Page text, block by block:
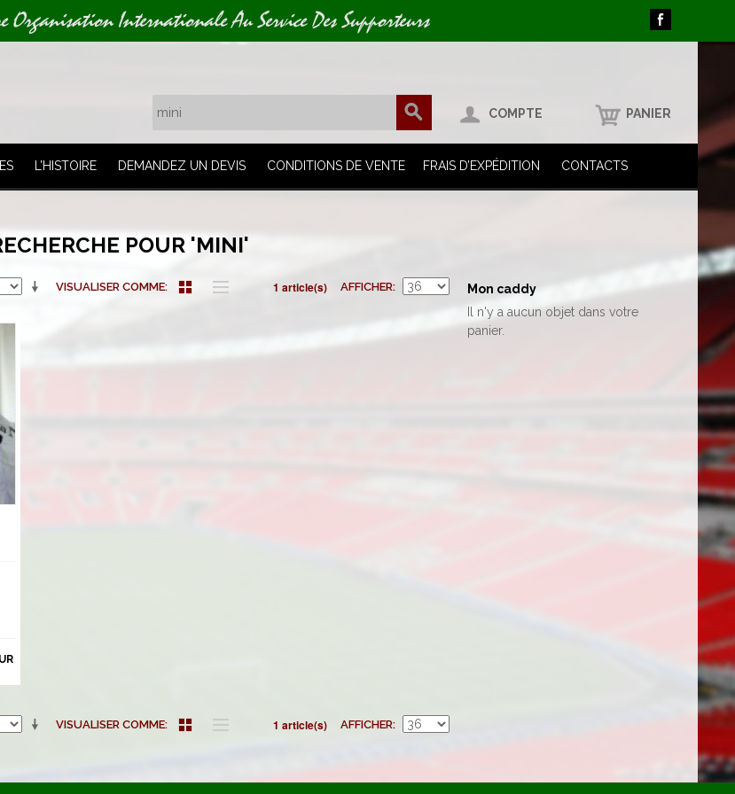
Organisation Internationale Au Service Des Supporteurs
COMPTE PANIER
L’HISTOIRE DEMANDEZ UN DEVIS CONDITIONS DE VENTE FRAIS D’EXPÉDITION CONTACTS
POUR 'MINI'
VISUALISER COMME 1 article(s) AFFICHER
VISUALISER COMME 1 article(s) AFFICHER
Mon caddy
Il n'y a aucun objet dans votre
panier.